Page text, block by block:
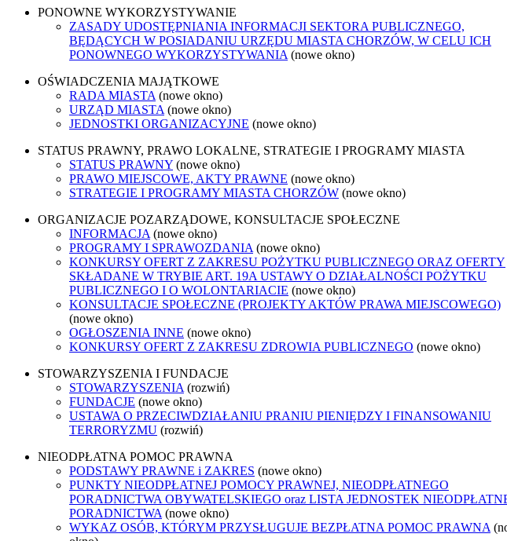
PONOWNE WYKORZYSTYWANIE
ZASADY UDOSTĘPNIANIA INFORMACJI SEKTORA PUBLICZNEGO,
BĘDĄCYCH W POSIADANIU URZĘDU MIASTA CHORZÓW, W CELU ICH
PONOWNEGO WYKORZYSTYWANIA (nowe okno)
OŚWIADCZENIA MAJĄTKOWE
RADA MIASTA (nowe okno)
URZĄD MIASTA (nowe okno)
JEDNOSTKI ORGANIZACYJNE (nowe okno)
STATUS PRAWNY, PRAWO LOKALNE, STRATEGIE I PROGRAMY MIASTA
STATUS PRAWNY (nowe okno)
PRAWO MIEJSCOWE, AKTY PRAWNE (nowe okno)
STRATEGIE I PROGRAMY MIASTA CHORZÓW (nowe okno)
ORGANIZACJE POZARZĄDOWE, KONSULTACJE SPOŁECZNE
INFORMACJA (nowe okno)
PROGRAMY I SPRAWOZDANIA (nowe okno)
KONKURSY OFERT Z ZAKRESU POŻYTKU PUBLICZNEGO ORAZ OFERTY
SKŁADANE W TRYBIE ART. 19A USTAWY O DZIAŁALNOŚCI POŻYTKU
PUBLICZNEGO I O WOLONTARIACIE (nowe okno)
KONSULTACJE SPOŁECZNE (PROJEKTY AKTÓW PRAWA MIEJSCOWEGO)
(nowe okno)
OGŁOSZENIA INNE (nowe okno)
KONKURSY OFERT Z ZAKRESU ZDROWIA PUBLICZNEGO (nowe okno)
STOWARZYSZENIA I FUNDACJE
STOWARZYSZENIA (rozwiń)
FUNDACJE (nowe okno)
USTAWA O PRZECIWDZIAŁANIU PRANIU PIENIĘDZY I FINANSOWANIU
TERRORYZMU (rozwiń)
NIEODPŁATNA POMOC PRAWNA
PODSTAWY PRAWNE i ZAKRES (nowe okno)
PUNKTY NIEODPŁATNEJ POMOCY PRAWNEJ, NIEODPŁATNEGO
PORADNICTWA OBYWATELSKIEGO oraz LISTA JEDNOSTEK
PORADNICTWA (nowe okno)
WYKAZ OSÓB, KTÓRYM PRZYSŁUGUJE BEZPŁATNA POMOC PRAWNA